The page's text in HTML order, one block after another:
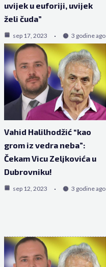
uvijek u euforiji, uvijek
želi čuda”
sep 17, 2023 3 godine ago
Vahid Halilhodžić “kao
grom iz vedra neba”:
Čekam Vicu Zeljkovića u
Dubrovniku!
sep 12, 2023 3 godine ago